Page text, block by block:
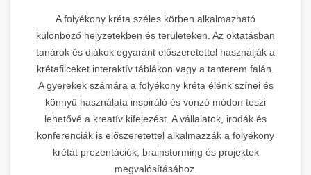
A folyékony kréta széles körben alkalmazható
különböző helyzetekben és területeken. Az oktatásban
tanárok és diákok egyaránt előszeretettel használják a
krétafilceket interaktív táblákon vagy a tanterem falán.
A gyerekek számára a folyékony kréta élénk színei és
könnyű használata inspiráló és vonzó módon teszi
lehetővé a kreatív kifejezést. A vállalatok, irodák és
konferenciák is előszeretettel alkalmazzák a folyékony
krétát prezentációk, brainstorming és projektek
megvalósításához.